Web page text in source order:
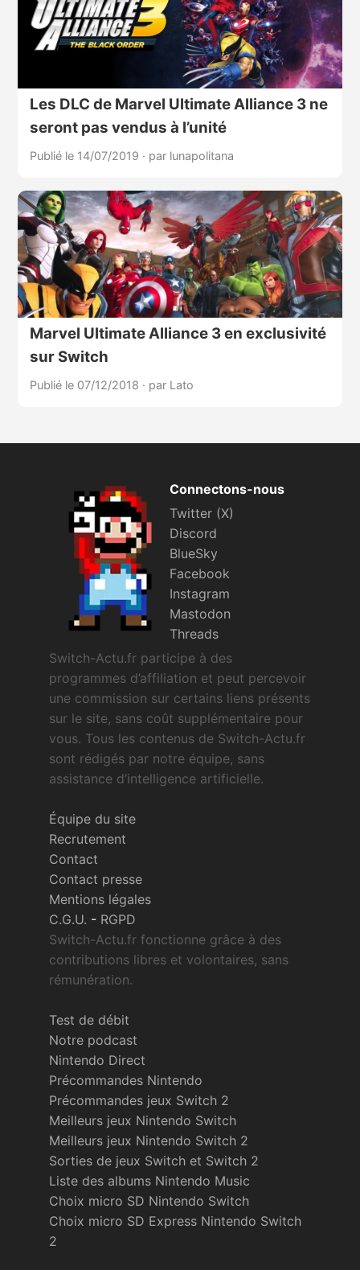
Les DLC de Marvel Ultimate Alliance 3 ne
seront pas vendus à l’unité
Publié le 14/07/2019 · par lunapolitana
Marvel Ultimate Alliance 3 en exclusivité
sur Switch
Publié le 07/12/2018 · par Lato
Connectons-nous
Twitter (X)
Discord
BlueSky
Facebook
Instagram
Mastodon
Threads
Switch-Actu.fr participe à des
programmes d’affiliation et peut percevoir
une commission sur certains liens présents
sur le site, sans coût supplémentaire pour
vous. Tous les contenus de Switch-Actu.fr
sont rédigés par notre équipe, sans
assistance d’intelligence artificielle.
Équipe du site
Recrutement
Contact
Contact presse
Mentions légales
C.G.U. - RGPD
Switch-Actu.fr fonctionne grâce à des
contributions libres et volontaires, sans
rémunération.
Test de débit
Notre podcast
Nintendo Direct
Précommandes Nintendo
Précommandes jeux Switch 2
Meilleurs jeux Nintendo Switch
Meilleurs jeux Nintendo Switch 2
Sorties de jeux Switch et Switch 2
Liste des albums Nintendo Music
Choix micro SD Nintendo Switch
Choix micro SD Express Nintendo Switch
2